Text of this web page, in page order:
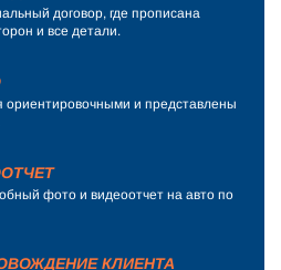
договор, где прописана
и все детали.
ориентировочными и представлены
фото и видеоотчет на авто по
КЛИЕНТА